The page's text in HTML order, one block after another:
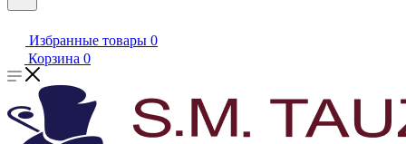
Избранные товары 0
Корзина 0